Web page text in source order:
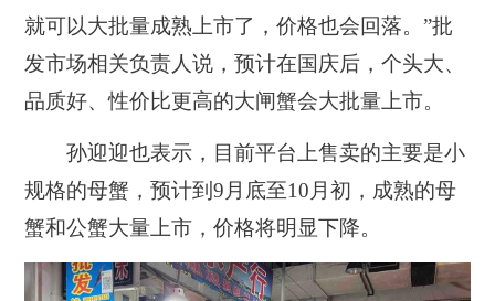
就可以大批量成熟上市了，价格也会回落。”批
发市场相关负责人说，预计在国庆后，个头大、
品质好、性价比更高的大闸蟹会大批量上市。
孙迎迎也表示，目前平台上售卖的主要是小
规格的母蟹，预计到9月底至10月初，成熟的母
蟹和公蟹大量上市，价格将明显下降。